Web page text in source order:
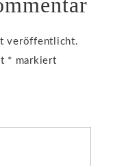
veröffentlicht.
* markiert